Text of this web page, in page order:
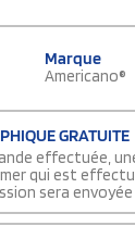
Marque
Americano®
GRATUITE
effectuée,
qui est
sera